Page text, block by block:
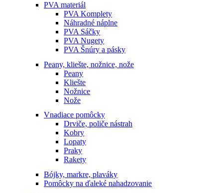
PVA materiál
PVA Komplety
Náhradné náplne
PVA Sáčky
PVA Nugety
PVA Šnúry a pásky
Peany, kliešte, nožnice, nože
Peany
Kliešte
Nožnice
Nože
Vnadiace pomôcky
Drviče, poliče nástrah
Kobry
Lopaty
Praky
Rakety
Bójky, markre, plaváky
Pomôcky na ďaleké nahadzovanie